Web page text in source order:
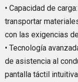
• Capacidad de
transportar
con las exigencias
• Tecnología
de asistencia al
pantalla táctil